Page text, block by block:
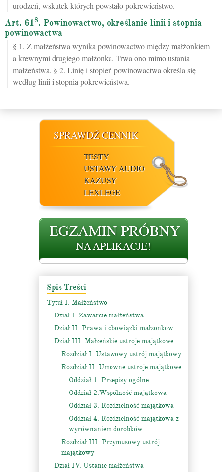
urodzeń, wskutek których powstało pokrewieństwo.
Art. 618. Powinowactwo, określanie linii i stopnia
powinowactwa
§ 1. Z małżeństwa wynika powinowactwo między małżonkiem
a krewnymi drugiego małżonka. Trwa ono mimo ustania
małżeństwa. § 2. Linię i stopień powinowactwa określa się
według linii i stopnia pokrewieństwa.
SPRAWDŹ CENNIK
TESTY
USTAWY AUDIO
KAZUSY
LEXLEGE
Spis Treści
Tytuł I. Małżeństwo
Dział I. Zawarcie małżeństwa
Dział II. Prawa i obowiązki małżonków
Dział III. Małżeńskie ustroje majątkowe
Rozdział I. Ustawowy ustrój majątkowy
Rozdział II. Umowne ustroje majątkowe
Oddział 1. Przepisy ogólne
Oddział 2.Wspólność majątkowa
Oddział 3. Rozdzielność majątkowa
Oddział 4. Rozdzielność majątkowa z
wyrównaniem dorobków
Rozdział III. Przymusowy ustrój
majątkowy
Dział IV. Ustanie małżeństwa